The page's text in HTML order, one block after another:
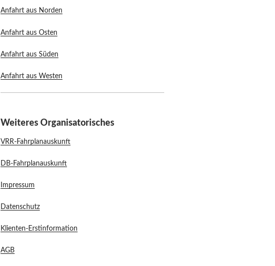
Anfahrt aus Norden
Anfahrt aus Osten
Anfahrt aus Süden
Anfahrt aus Westen
Weiteres Organisatorisches
VRR-Fahrplanauskunft
DB-Fahrplanauskunft
Impressum
Datenschutz
Klienten-Erstinformation
AGB